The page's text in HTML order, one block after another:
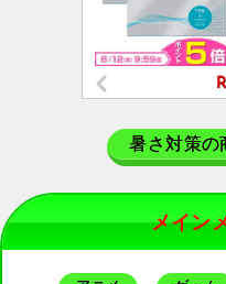
暑さ対策の
メイン